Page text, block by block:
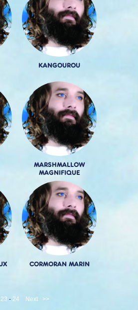
KANGOUROU
MARSHMALLOW
MAGNIFIQUE
CORMORAN MARIN
23 - 24 Next >>